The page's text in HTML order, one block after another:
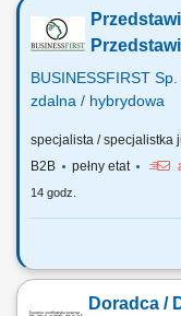
Obsługa Pacjentów w
oraz wsparcie w
BUSINESSFIRST Sp.
zdalna / hybrydowa
specjalista / specjalistka
B2B
pełny etat
14 godz.
Opis stanowiska
rachunki bankowe,
Doradca /